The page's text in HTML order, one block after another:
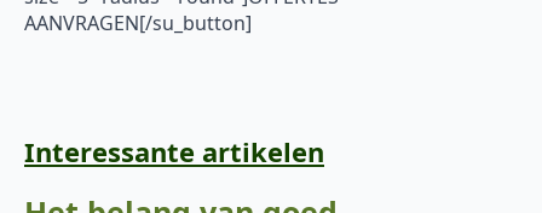
AANVRAGEN[/su_button]
Interessante artikelen